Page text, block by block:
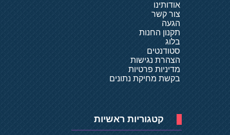
אודותינו
צור קשר
הגעה
תקנון החנות
בלוג
סטודנטים
הצהרת נגישות
מדיניות פרטיות
בקשת מחיקת נתונים
קטגוריות ראשיות